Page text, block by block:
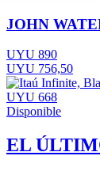
JOHN
UYU 890
UYU 756,50
UYU 668
Disponible
EL